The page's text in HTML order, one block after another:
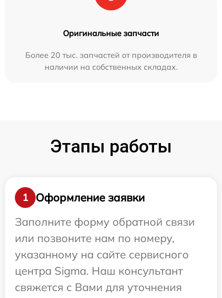
Оригинальные запчасти
Более 20 тыс. запчастей от производителя в
наличии на собственных складах.
Этапы работы
1
Оформление заявки
Заполните форму обратной связи
или позвоните нам по номеру,
указанному на сайте сервисного
центра Sigma. Наш консультант
свяжется с Вами для уточнения